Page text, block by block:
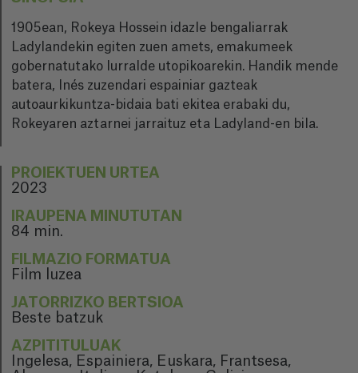
1905ean, Rokeya Hossein idazle bengaliarrak
Ladylandekin egiten zuen amets, emakumeek
gobernatutako lurralde utopikoarekin. Handik mende
batera, Inés zuzendari espainiar gazteak
autoaurkikuntza-bidaia bati ekitea erabaki du,
Rokeyaren aztarnei jarraituz eta Ladyland-en bila.
PROIEKTUEN URTEA
2023
IRAUPENA MINUTUTAN
84 min.
FILMAZIO FORMATUA
Film luzea
JATORRIZKO BERTSIOA
Beste batzuk
AZPITITULUAK
Ingelesa, Espainiera, Euskara, Frantsesa,